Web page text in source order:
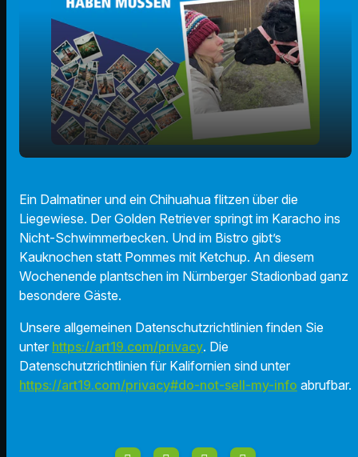
play_arrow
00:00 01:50
Ein Dalmatiner und ein Chihuahua flitzen über die
Liegewiese. Der Golden Retriever springt im Karacho ins
Nicht-Schwimmerbecken. Und im Bistro gibt’s
Kauknochen statt Pommes mit Ketchup. An diesem
Wochenende plantschen im Nürnberger Stadionbad ganz
besondere Gäste.
Unsere allgemeinen Datenschutzrichtlinien finden Sie
unter https://art19.com/privacy. Die
Datenschutzrichtlinien für Kalifornien sind unter
https://art19.com/privacy#do-not-sell-my-info abrufbar.